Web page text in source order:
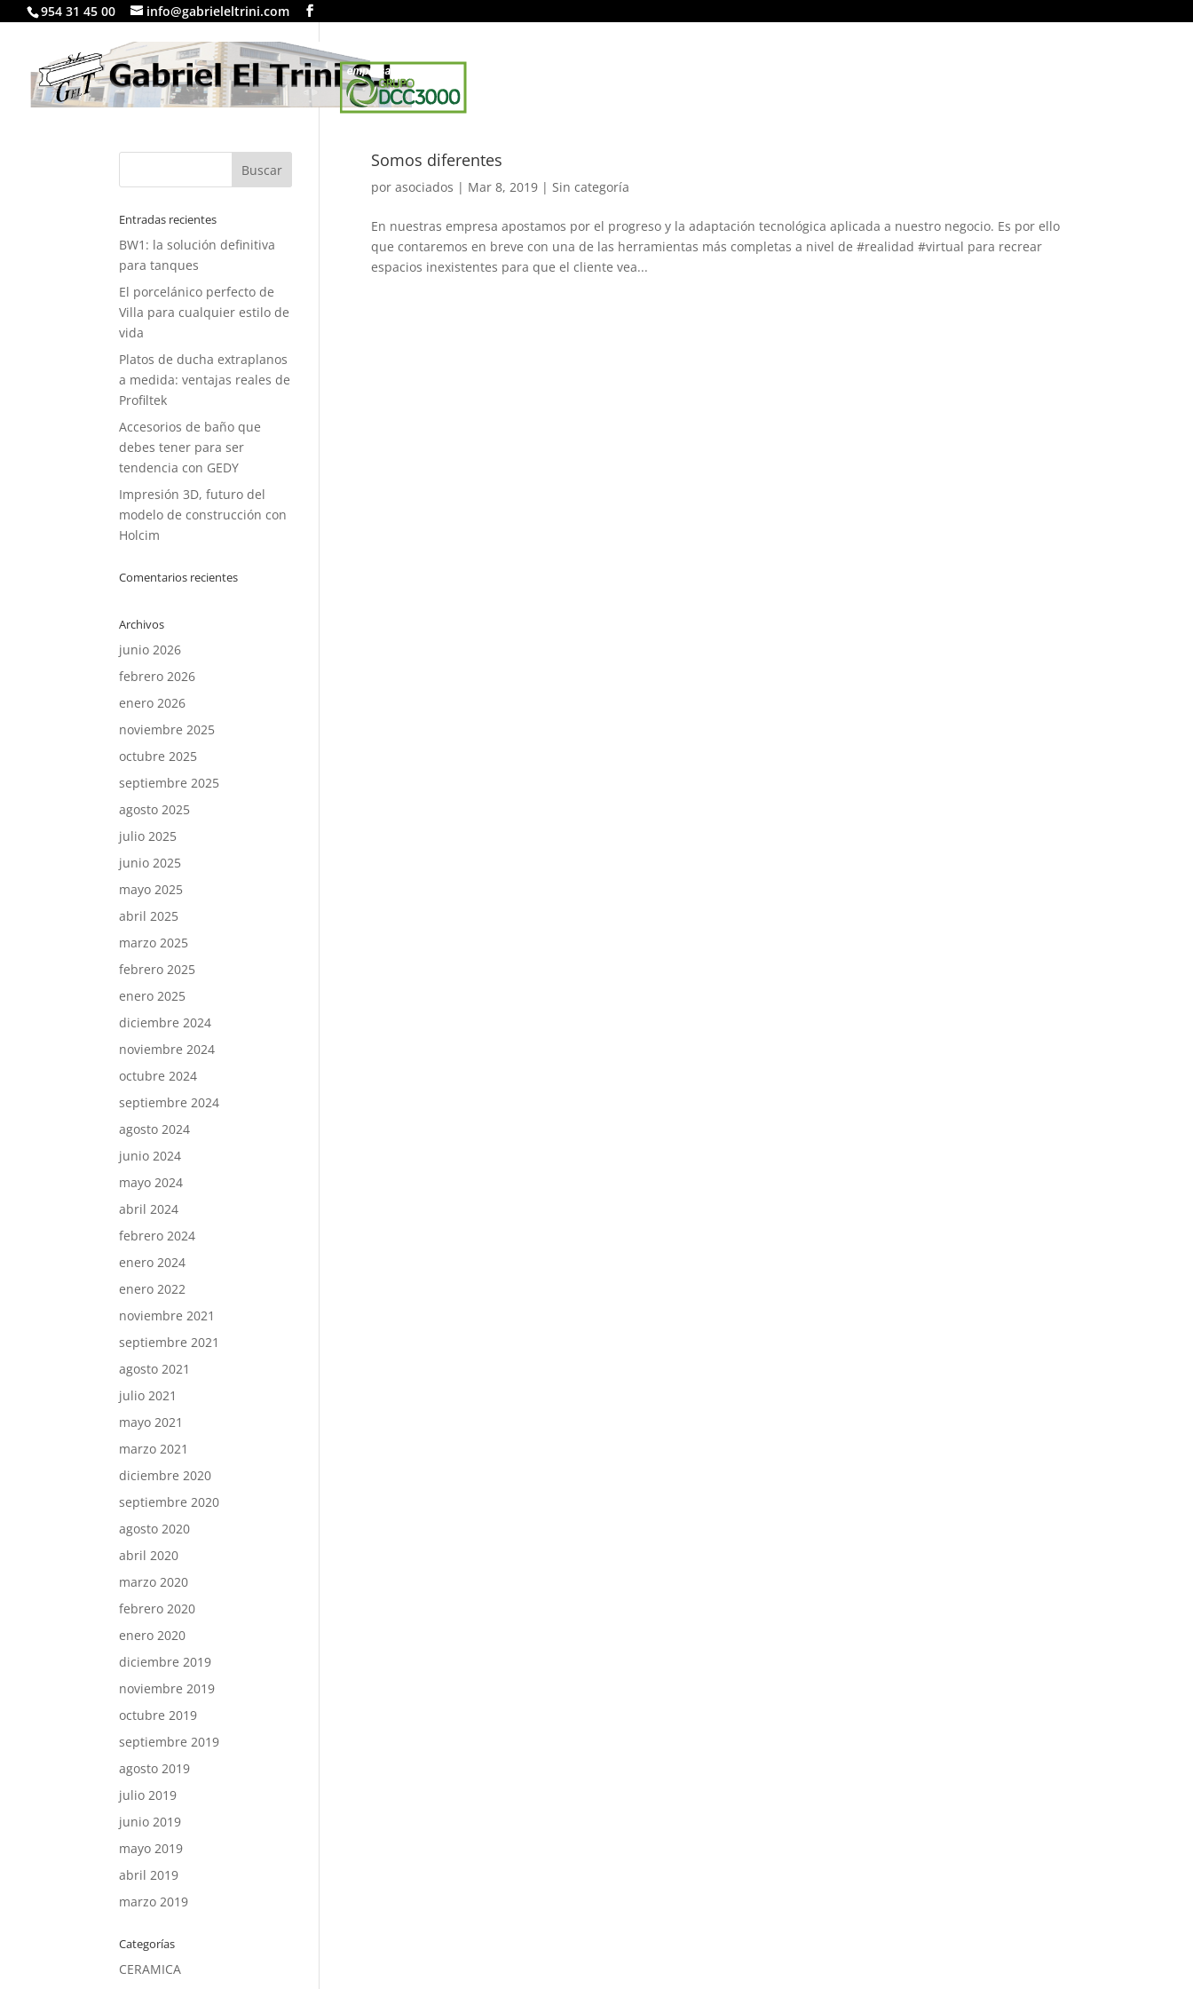
954 31 45 00 info@gabrieleltrini.com
Somos diferentes
por asociados | Mar 8, 2019| Sin categoría
En nuestras empresa apostamos por el progreso y la adaptación tecnológica aplicada a nuestro negocio. Es por ello
que contaremos en breve con una de las herramientas más completas a nivel de #realidad #virtual para recrear
espacios inexistentes para que el cliente vea...
Entradas recientes
BW1: la solución definitiva
para tanques
El porcelánico perfecto de
Villa para cualquier estilo de
vida
Platos de ducha extraplanos
a medida: ventajas reales de
Profiltek
Accesorios de baño que
debes tener para ser
tendencia con GEDY
Impresión 3D, futuro del
modelo de construcción con
Holcim
Comentarios recientes
Archivos
junio 2026
febrero 2026
enero 2026
noviembre 2025
octubre 2025
septiembre 2025
agosto 2025
julio 2025
junio 2025
mayo 2025
abril 2025
marzo 2025
febrero 2025
enero 2025
diciembre 2024
noviembre 2024
octubre 2024
septiembre 2024
agosto 2024
junio 2024
mayo 2024
abril 2024
febrero 2024
enero 2024
enero 2022
noviembre 2021
septiembre 2021
agosto 2021
julio 2021
mayo 2021
marzo 2021
diciembre 2020
septiembre 2020
agosto 2020
abril 2020
marzo 2020
febrero 2020
enero 2020
diciembre 2019
noviembre 2019
octubre 2019
septiembre 2019
agosto 2019
julio 2019
junio 2019
mayo 2019
abril 2019
marzo 2019
Categorías
CERAMICA